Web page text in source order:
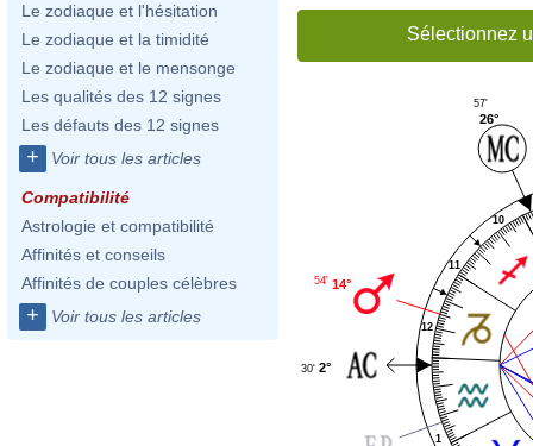
Le zodiaque et l'hésitation
Le zodiaque et la timidité
Le zodiaque et le mensonge
Les qualités des 12 signes
Les défauts des 12 signes
+ Voir tous les articles
Compatibilité
Astrologie et compatibilité
Affinités et conseils
Affinités de couples célèbres
+ Voir tous les articles
Sélectionnez
1
10
11
12
26°
57'
14°
54'
2°
30'